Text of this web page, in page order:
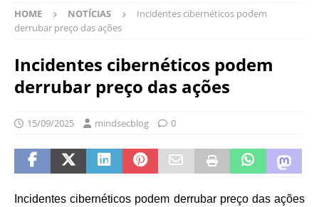
HOME NOTÍCIAS
Incidentes cibernéticos podem
derrubar preço das ações
Incidentes cibernéticos podem
derrubar preço das ações
15/09/2025 mindsecblog 0
Incidentes cibernéticos podem derrubar preço das ações